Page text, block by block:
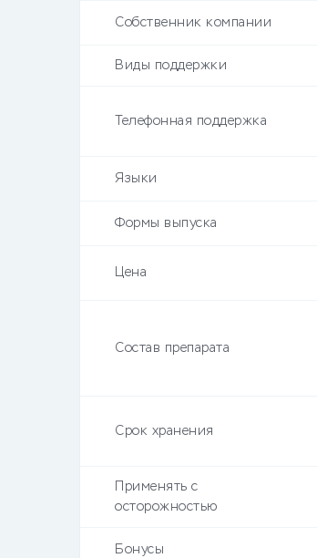
Собственник компании
Виды поддержки
Телефонная поддержка
Языки
Формы выпуска
Цена
Состав препарата
Срок хранения
Применять с
осторожностью
Бонусы